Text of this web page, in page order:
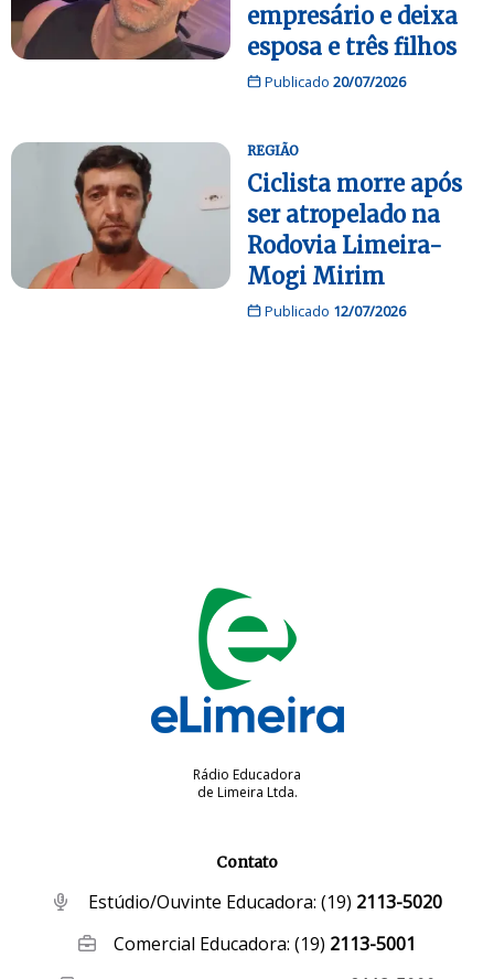
empresário e deixa
esposa e três filhos
Publicado 20/07/2026
REGIÃO
Ciclista morre após
ser atropelado na
Rodovia Limeira-
Mogi Mirim
Publicado 12/07/2026
Rádio Educadora
de Limeira Ltda.
Contato
Estúdio/Ouvinte Educadora: (19) 2113-5020
Comercial Educadora:(19) 2113-5001